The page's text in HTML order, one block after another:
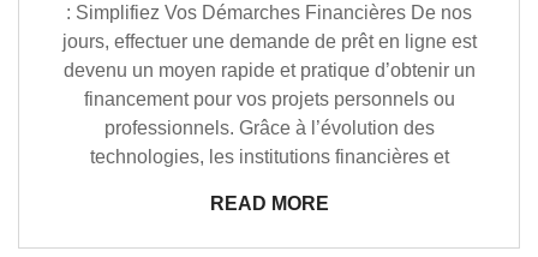
: Simplifiez Vos Démarches Financières De nos
jours, effectuer une demande de prêt en ligne est
devenu un moyen rapide et pratique d’obtenir un
financement pour vos projets personnels ou
professionnels. Grâce à l’évolution des
technologies, les institutions financières et
READ MORE